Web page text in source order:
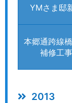
YMさま邸
本郷通跨線
補修工事
2013